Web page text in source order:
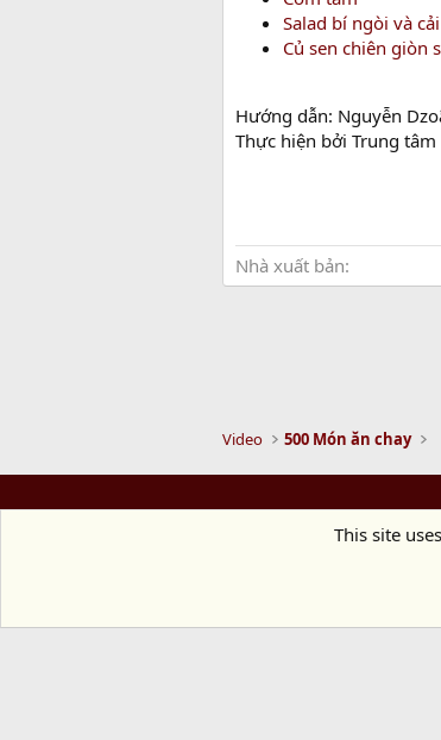
Salad bí ngòi và
Củ sen chiên giòn
Hướng dẫn: Nguyễn
Thực hiện bởi Trung
Nhà xuất bản
Video 500 Món ăn chay
This site